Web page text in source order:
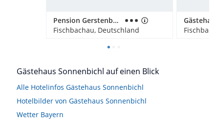
Pension Gerstenbrand
Fischbachau, Deutschland
Gästehaus Sonnenbichl auf einen Blick
Alle Hotelinfos Gästehaus Sonnenbichl
Hotelbilder von Gästehaus Sonnenbichl
Wetter Bayern